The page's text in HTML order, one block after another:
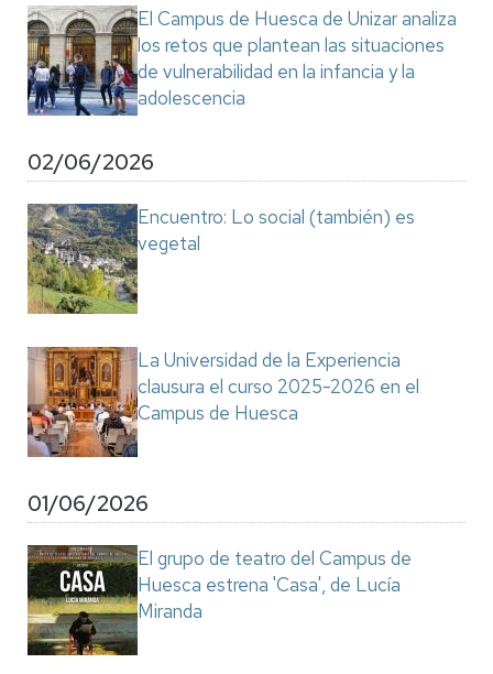
El Campus de Huesca de Unizar analiza
los retos que plantean las situaciones
de vulnerabilidad en la infancia y la
adolescencia
02/06/2026
Encuentro: Lo social (también) es
vegetal
La Universidad de la Experiencia
clausura el curso 2025-2026 en el
Campus de Huesca
01/06/2026
El grupo de teatro del Campus de
Huesca estrena 'Casa', de Lucía
Miranda